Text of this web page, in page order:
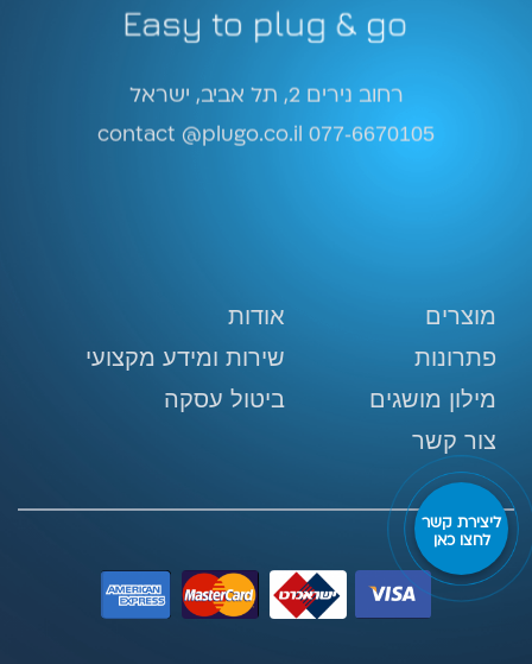
רחוב נירים 2, תל אביב, ישראל
contact @plugo.co.il 077-6670105
מוצרים
אודות
פתרונות
שירות ומידע מקצועי
מילון מושגים
ביטול עסקה
צור קשר
ליצירת קשר
לחצו כאן